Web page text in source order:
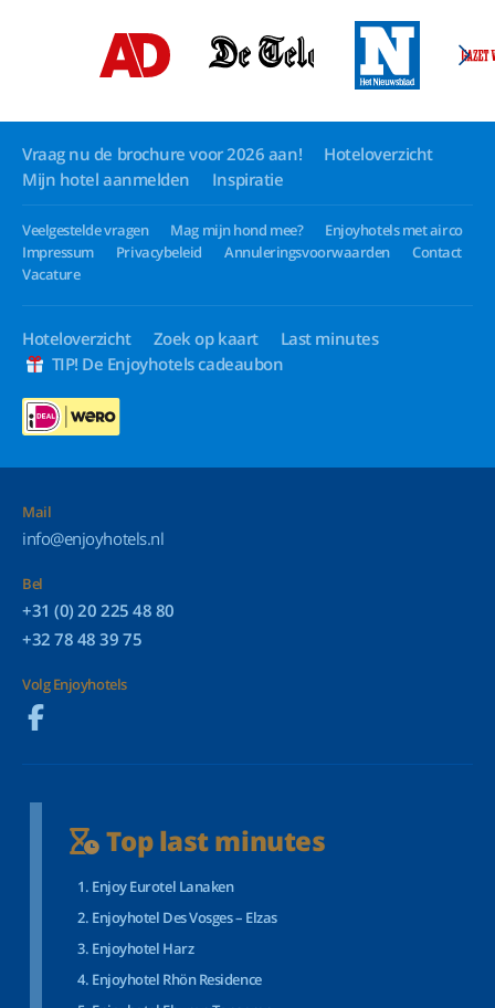
Vraag nu de brochure voor 2026 aan!
Hoteloverzicht
Mijn hotel aanmelden
Inspiratie
Veelgestelde vragen Mag mijn hond mee?
Enjoyhotels met airco
Impressum
Privacybeleid Annuleringsvoorwaarden
Contact
Vacature
Hoteloverzicht Zoek op kaart
Last minutes
TIP! De Enjoyhotels cadeaubon
Mail
info@enjoyhotels.nl
Bel
+31 (0) 20 225 48 80
+32 78 48 39 75
Volg Enjoyhotels
Top last minutes
Enjoy Eurotel Lanaken
Enjoyhotel Des Vosges – Elzas
Enjoyhotel Harz
Enjoyhotel Rhön Residence